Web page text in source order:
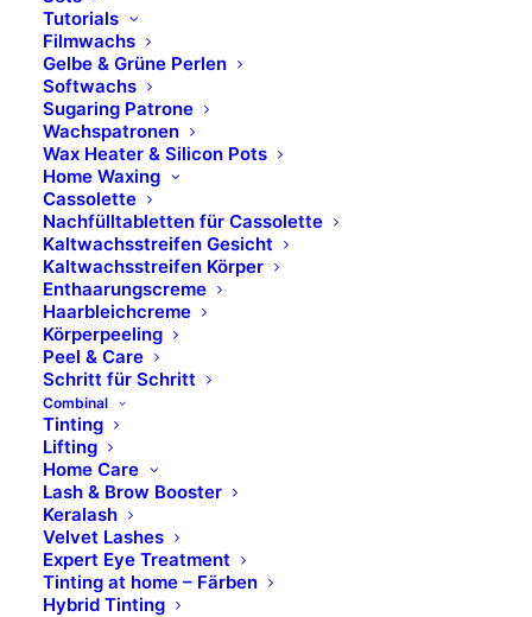
Tutorials
Filmwachs
Gelbe & Grüne Perlen
Softwachs
Sugaring Patrone
Wachspatronen
Wax Heater & Silicon Pots
Home Waxing
Cassolette
Nachfülltabletten für Cassolette
Kaltwachsstreifen Gesicht
Kaltwachsstreifen Körper
Enthaarungscreme
Haarbleichcreme
Körperpeeling
Peel & Care
Schritt für Schritt
Combinal
Tinting
Lifting
Home Care
Lash & Brow Booster
Keralash
Velvet Lashes
Expert Eye Treatment
Tinting at home – Färben
Hybrid Tinting
TRIGLYCERIDES, COPERNICIA CERIFERA CERA*,
TRIBEHENIN, SILICA, POLYGLYCERYL-3
DIISOSTEARATE, KAOLIN, ORYZANOL, GLYCERYL
CAPRYLATE, TOCOPHEROL; +/-: CI 77742, CI 77891,
CI 77491, CI 77492, CI 77499.
*da agricoltura biologica/ from organic agriculture
Die aufgeführten Inhaltsstoffe entsprechen dem
aktuellen Stand der Produktion. Durch stetige
Weiterentwicklung und Prüfung der Rezepturen,
können Änderungen vorkommen. Die auf der
Verpackung ausgewiesenen Inhaltsstoffe sind
maßgeblich.